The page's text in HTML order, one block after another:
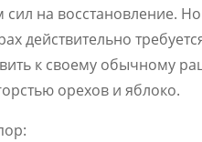
на восстановление.
действительно
к своему обычному
орехов и яблоко.